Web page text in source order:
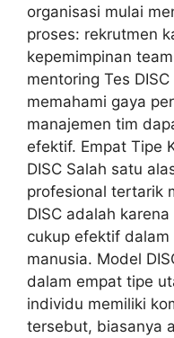
organisasi mulai
proses: rekrutmen
kepemimpinan
mentoring Tes
memahami gaya
manajemen tim
efektif. Empat Tipe
DISC Salah satu
profesional tertarik
DISC adalah
cukup efektif
manusia. Model
dalam empat tipe
individu memiliki
tersebut, biasanya